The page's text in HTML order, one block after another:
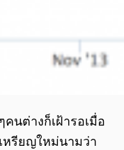
คนต่างก็เฝ้ารอเมื่อ
หรียญใหม่นามว่า